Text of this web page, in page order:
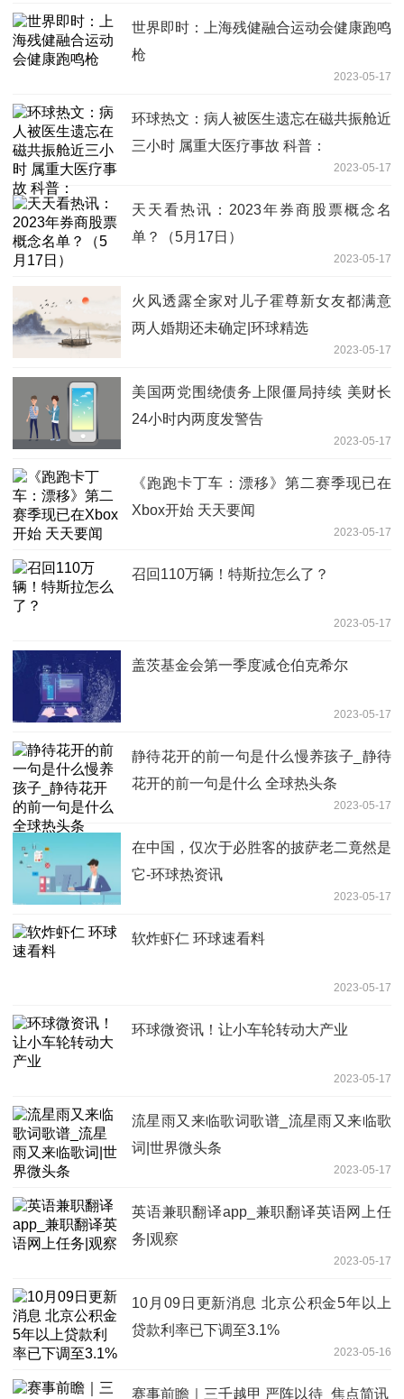
世界即时：上海残健融合运动会健康跑鸣
枪
2023-05-17
环球热文：病人被医生遗忘在磁共振舱近
三小时 属重大医疗事故 科普：
2023-05-17
天天看热讯：2023年券商股票概念名
单？（5月17日）
2023-05-17
火风透露全家对儿子霍尊新女友都满意
两人婚期还未确定|环球精选
2023-05-17
美国两党围绕债务上限僵局持续 美财长
24小时内两度发警告
2023-05-17
《跑跑卡丁车：漂移》第二赛季现已在
Xbox开始 天天要闻
2023-05-17
召回110万辆！特斯拉怎么了？
2023-05-17
盖茨基金会第一季度减仓伯克希尔
2023-05-17
静待花开的前一句是什么慢养孩子_静待
花开的前一句是什么 全球热头条
2023-05-17
在中国，仅次于必胜客的披萨老二竟然是
它-环球热资讯
2023-05-17
软炸虾仁 环球速看料
2023-05-17
环球微资讯！让小车轮转动大产业
2023-05-17
流星雨又来临歌词歌谱_流星雨又来临歌
词|世界微头条
2023-05-17
英语兼职翻译app_兼职翻译英语网上任
务|观察
2023-05-17
10月09日更新消息 北京公积金5年以上
贷款利率已下调至3.1%
2023-05-16
赛事前瞻｜三千越甲 严阵以待_焦点简讯